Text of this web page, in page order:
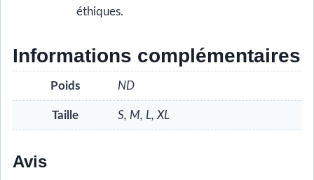
éthiques.
Informations complémentaires
Poids ND
Taille S, M, L, XL
Avis